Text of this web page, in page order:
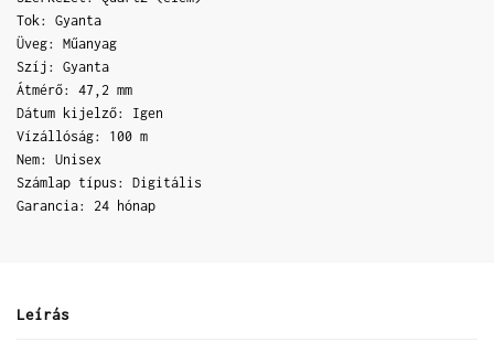
Tok: Gyanta
Üveg: Műanyag
Szíj: Gyanta
Átmérő: 47,2 mm
Dátum kijelző: Igen
Vízállóság: 100 m
Nem: Unisex
Számlap típus: Digitális
Garancia: 24 hónap
Leírás